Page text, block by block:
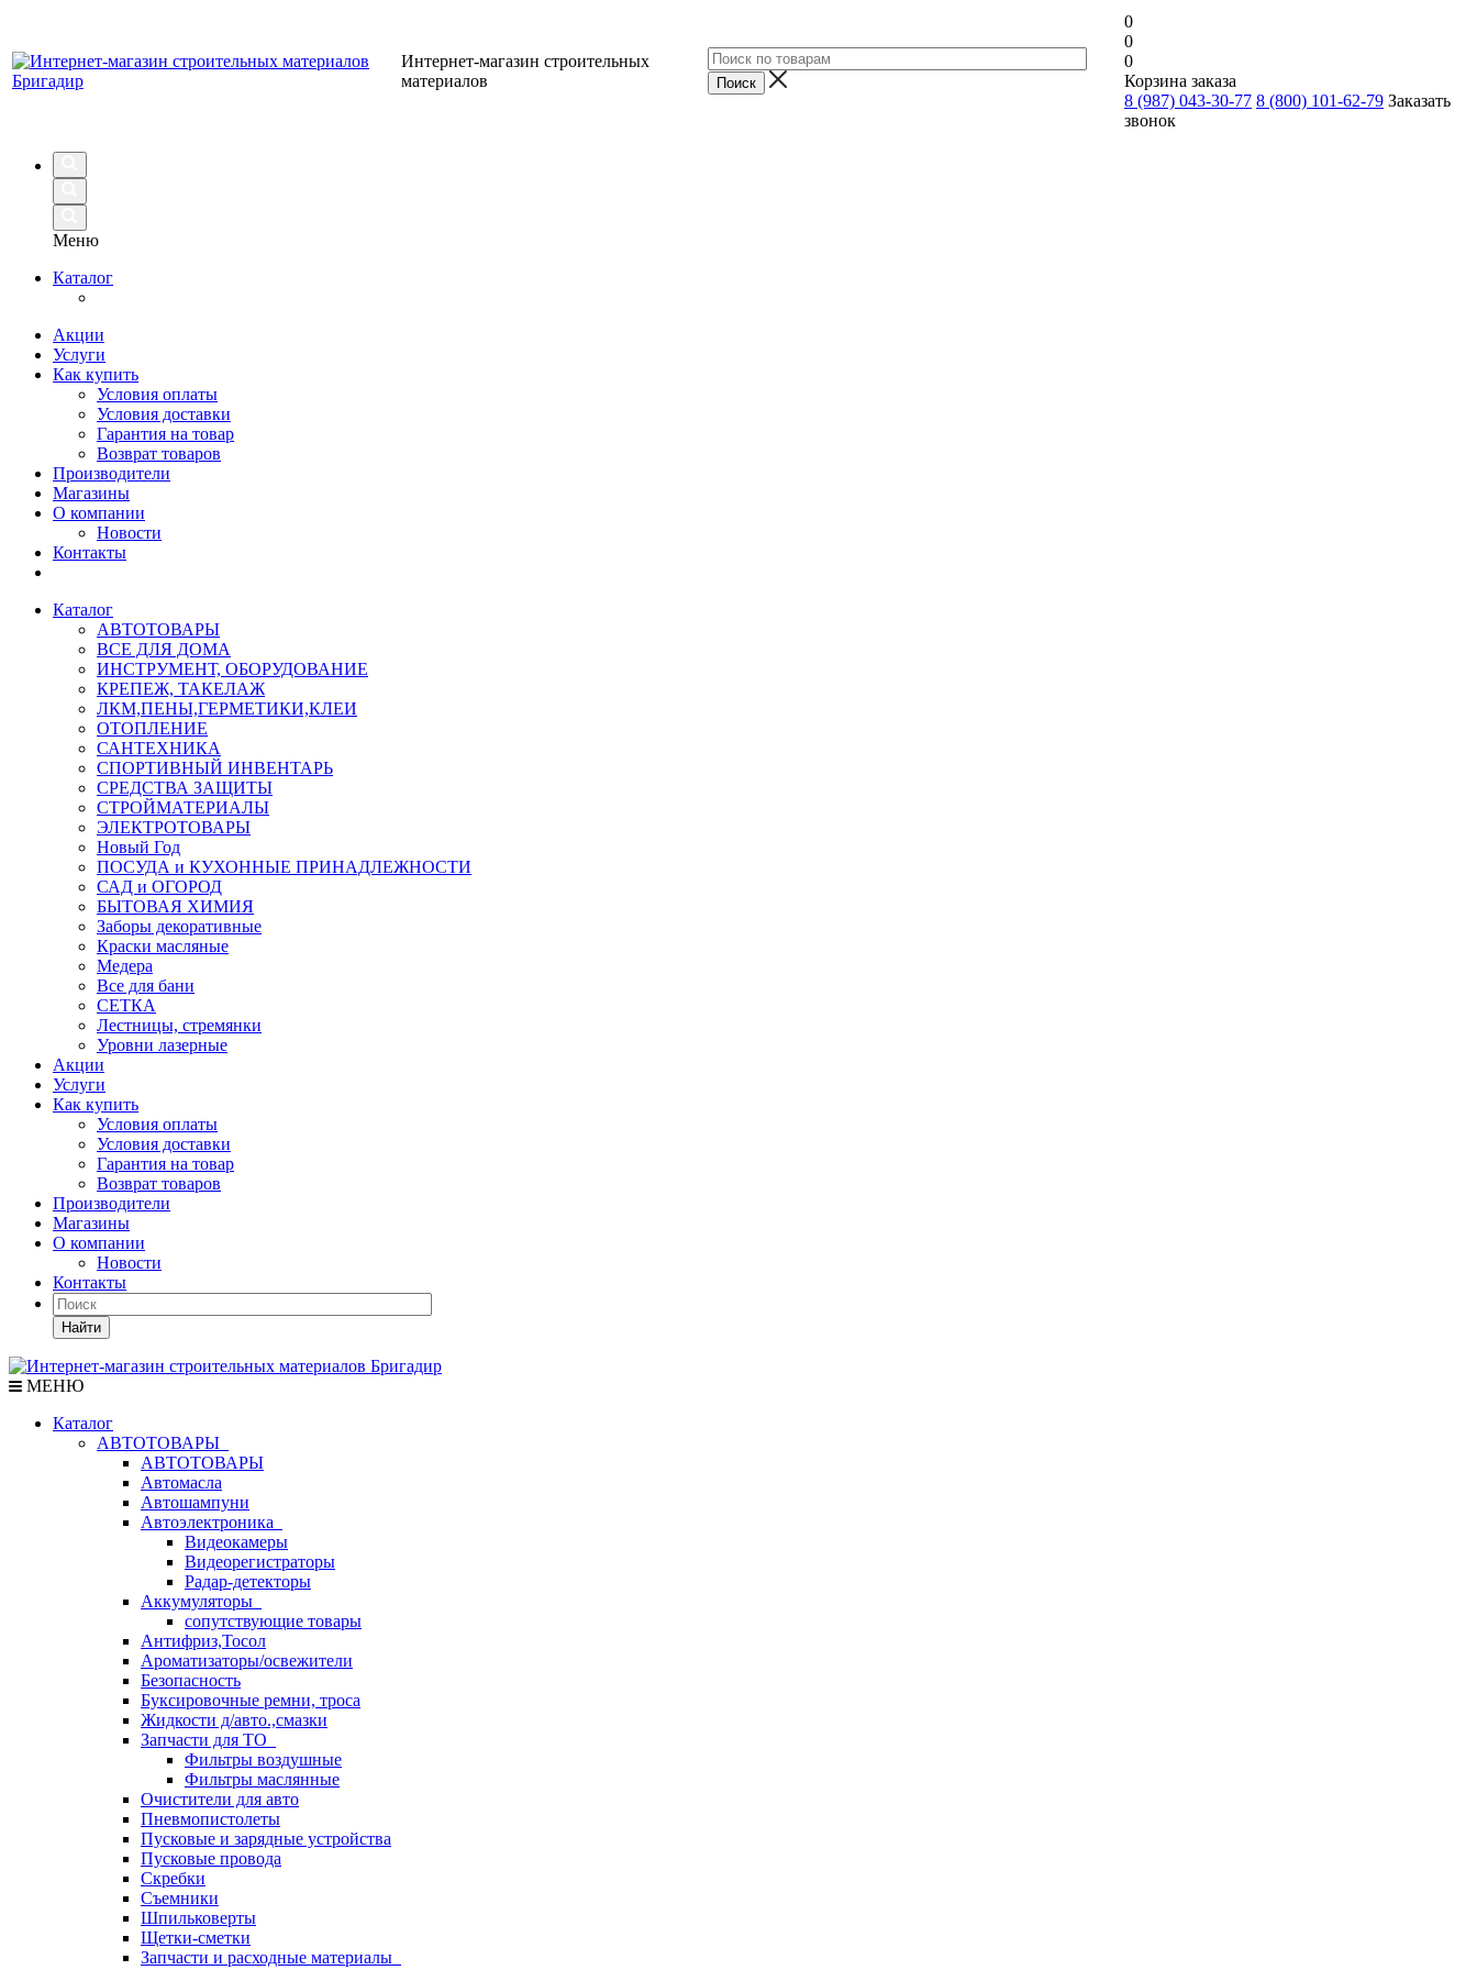
Интернет-магазин строительных
материалов
0
0
0
Корзина заказа
8 (987) 043-30-77 8 (800) 101-62-79 Заказать
звонок
Меню
Каталог
Акции
Услуги
Как купить
Условия оплаты
Условия доставки
Гарантия на товар
Возврат товаров
Производители
Магазины
О компании
Новости
Контакты
Каталог
АВТОТОВАРЫ
ВСЕ ДЛЯ ДОМА
ИНСТРУМЕНТ, ОБОРУДОВАНИЕ
КРЕПЕЖ, ТАКЕЛАЖ
ЛКМ,ПЕНЫ,ГЕРМЕТИКИ,КЛЕИ
ОТОПЛЕНИЕ
САНТЕХНИКА
СПОРТИВНЫЙ ИНВЕНТАРЬ
СРЕДСТВА ЗАЩИТЫ
СТРОЙМАТЕРИАЛЫ
ЭЛЕКТРОТОВАРЫ
Новый Год
ПОСУДА и КУХОННЫЕ ПРИНАДЛЕЖНОСТИ
САД и ОГОРОД
БЫТОВАЯ ХИМИЯ
Заборы декоративные
Краски масляные
Медера
Все для бани
СЕТКА
Лестницы, стремянки
Уровни лазерные
Акции
Услуги
Как купить
Условия оплаты
Условия доставки
Гарантия на товар
Возврат товаров
Производители
Магазины
О компании
Новости
Контакты
Найти
МЕНЮ
Каталог
АВТОТОВАРЫ
АВТОТОВАРЫ
Автомасла
Автошампуни
Автоэлектроника
Видеокамеры
Видеорегистраторы
Радар-детекторы
Аккумуляторы
сопутствующие товары
Антифриз,Тосол
Ароматизаторы/освежители
Безопасность
Буксировочные ремни, троса
Жидкости д/авто.,смазки
Запчасти для ТО
Фильтры воздушные
Фильтры маслянные
Очистители для авто
Пневмопистолеты
Пусковые и зарядные устройства
Пусковые провода
Скребки
Съемники
Шпильковерты
Щетки-сметки
Запчасти и расходные материалы